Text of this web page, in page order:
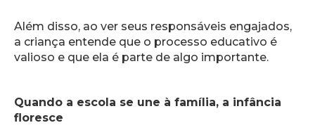
Além disso, ao ver seus responsáveis engajados,
a criança entende que o processo educativo é
valioso e que ela é parte de algo importante.
Quando a escola se une à família, a infância
floresce